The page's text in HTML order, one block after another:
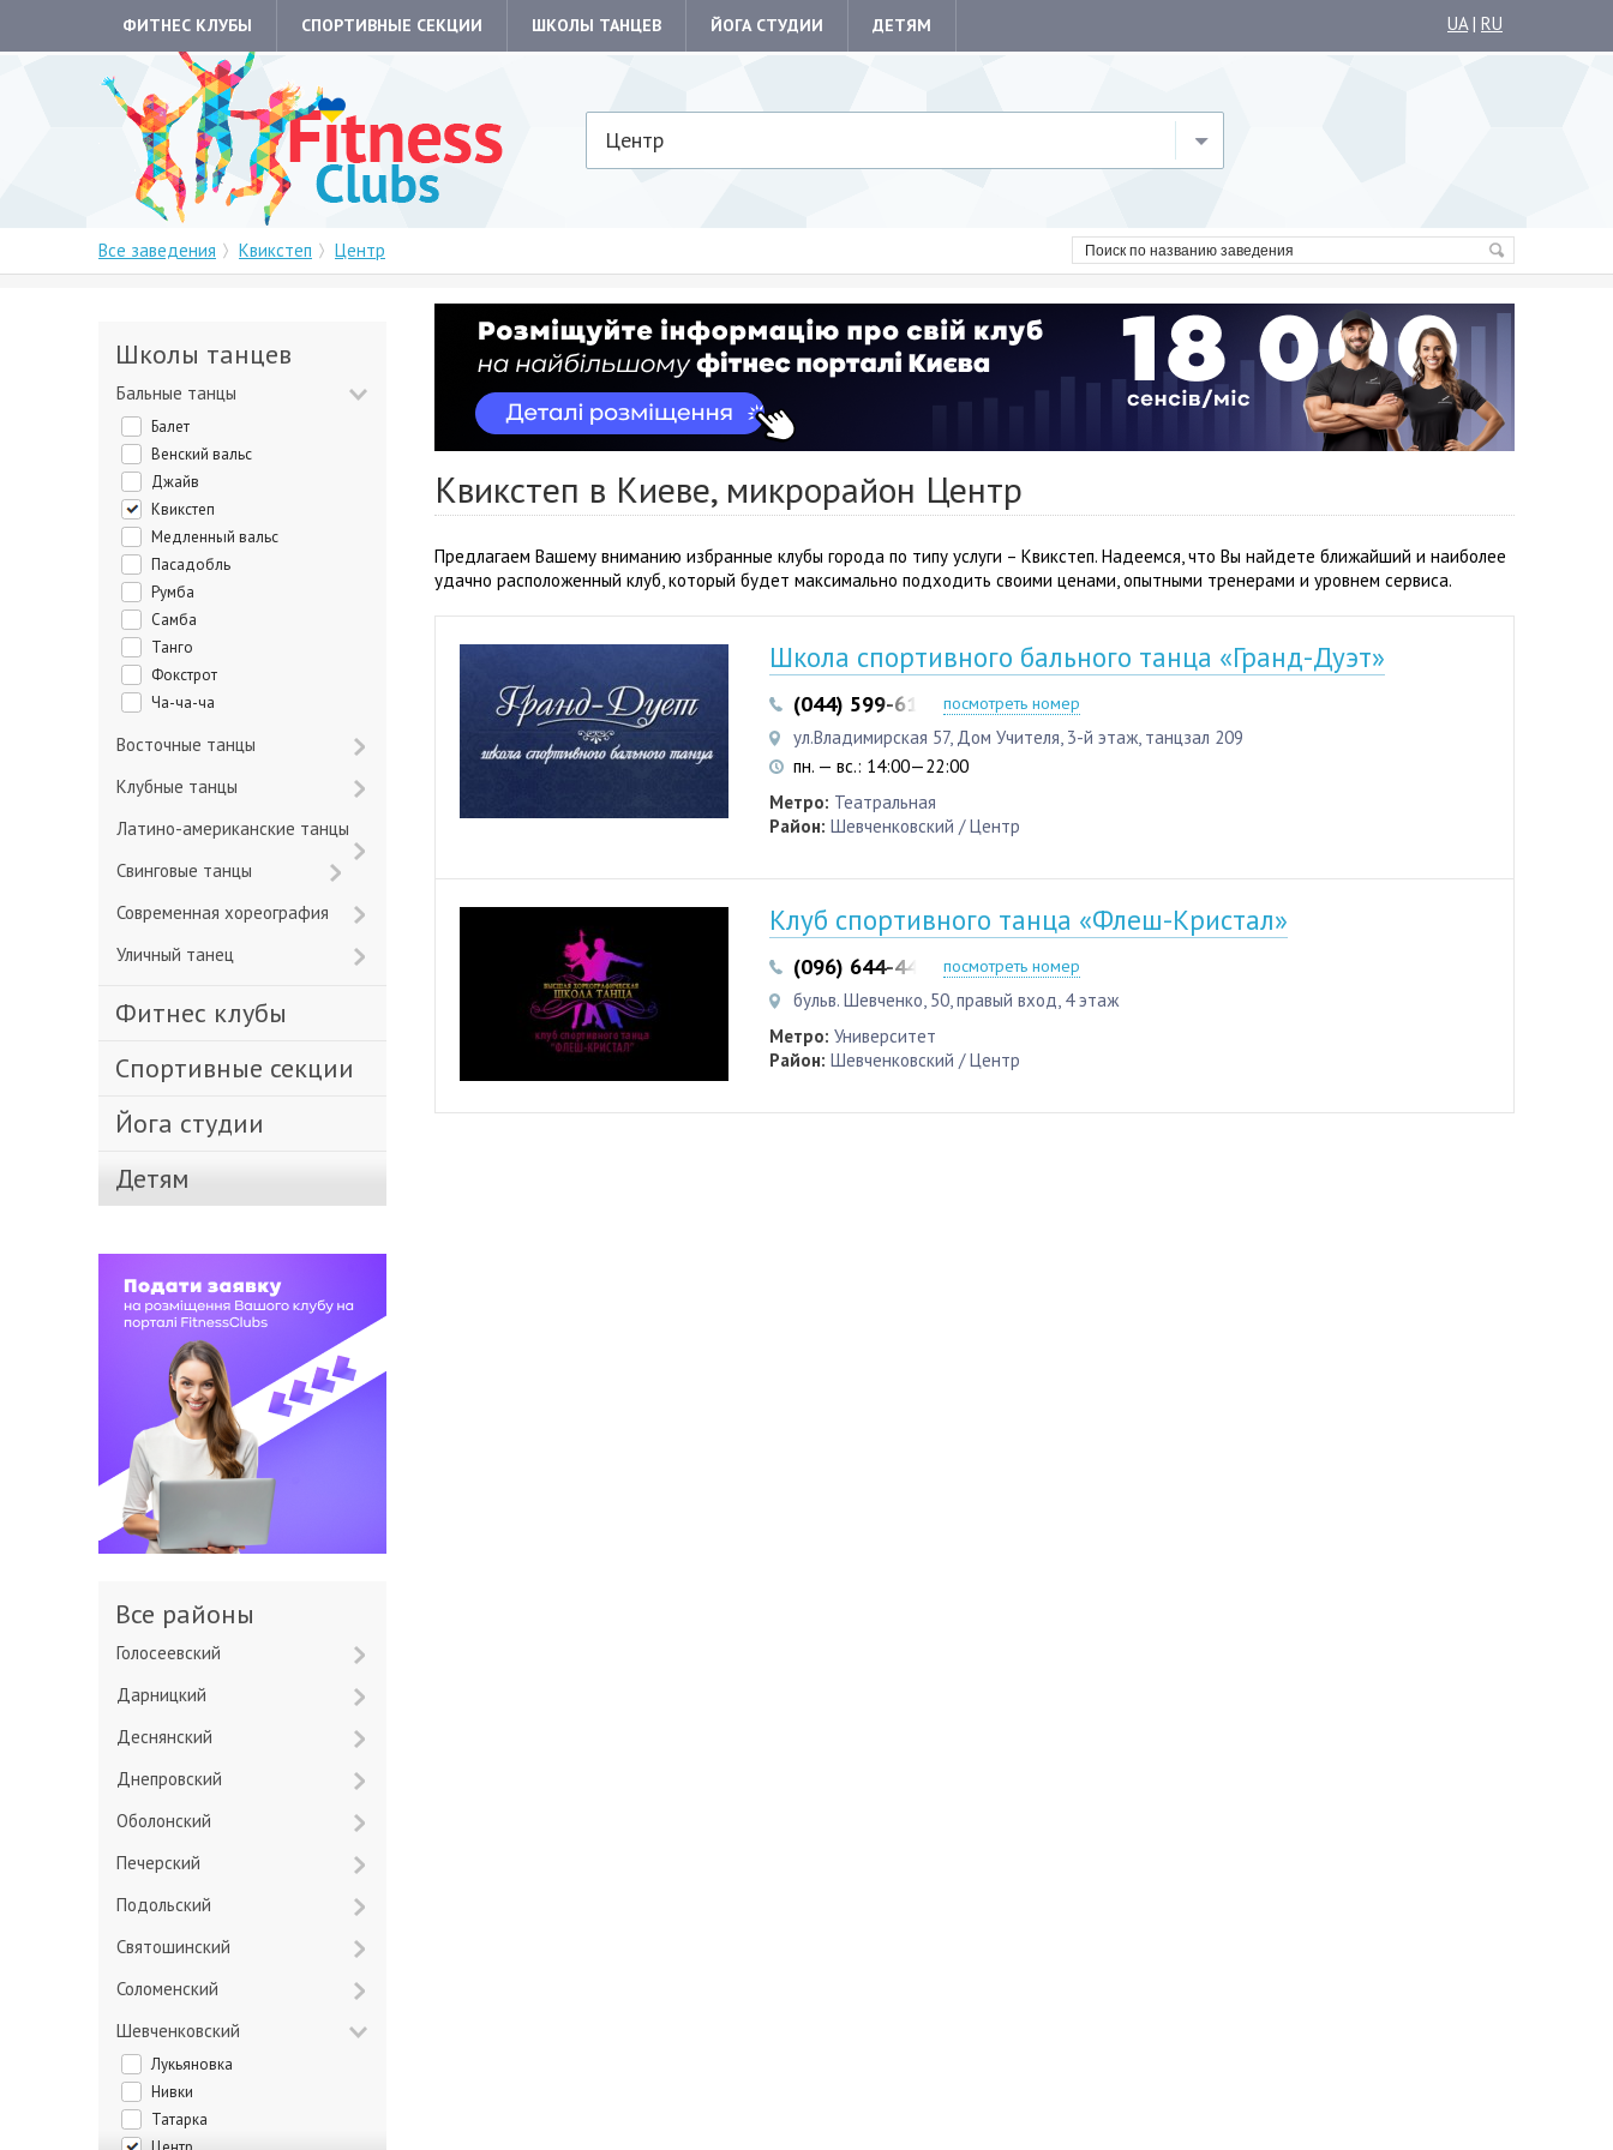
ФИТНЕС КЛУБЫ СПОРТИВНЫЕ СЕКЦИИ ШКОЛЫ ТАНЦЕВ ЙОГА СТУДИИ ДЕТЯМ UA| RU
Центр
Все заведения Квикстеп Центр
Квикстеп в Киеве, микрорайон Центр
Предлагаем Вашему вниманию избранные клубы города по типу услуги – Квикстеп. Надеемся, что Вы найдете ближайший и наиболее
удачно расположенный клуб, который будет максимально подходить своими ценами, опытными тренерами и уровнем сервиса.
Школа спортивного бального танца «Гранд-Дуэт»
(044) 599-61-78 (050) 850-51-11
посмотреть номер
ул.Владимирская 57, Дом Учителя, 3-й этаж, танцзал 209
пн. — вс.: 14:00—22:00
Метро: Театральная
Район: Шевченковский / Центр
Клуб спортивного танца «Флеш-Кристал»
(096) 644-44-46посмотреть номер
бульв. Шевченко, 50, правый вход, 4 этаж
Метро: Университет
Район: Шевченковский / Центр
Школы танцев
Бальные танцы
Балет
Венский вальс
Джайв
Квикстеп
Медленный вальс
Пасадобль
Румба
Самба
Танго
Фокстрот
Ча-ча-ча
Восточные танцы
Клубные танцы
Латино-американские танцы
Свинговые танцы
Современная хореография
Уличный танец
Фитнес клубы
Спортивные секции
Йога студии
Детям
Все районы
Голосеевский
Дарницкий
Деснянский
Днепровский
Оболонский
Печерский
Подольский
Святошинский
Соломенский
Шевченковский
Лукьяновка
Нивки
Татарка